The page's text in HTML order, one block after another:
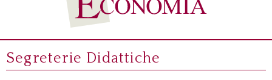
Segreterie Didattiche